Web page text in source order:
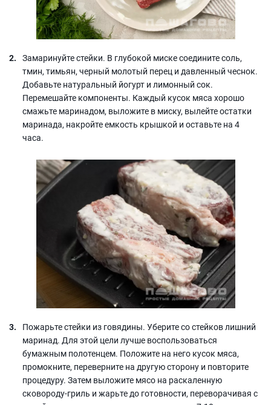
Замаринуйте стейки. В глубокой миске соедините соль,
тмин, тимьян, черный молотый перец и давленный чеснок.
Добавьте натуральный йогурт и лимонный сок.
Перемешайте компоненты. Каждый кусок мяса хорошо
смажьте маринадом, выложите в миску, вылейте остатки
маринада, накройте емкость крышкой и оставьте на 4
часа.
Пожарьте стейки из говядины. Уберите со стейков лишний
маринад. Для этой цели лучше воспользоваться
бумажным полотенцем. Положите на него кусок мяса,
промокните, переверните на другую сторону и повторите
процедуру. Затем выложите мясо на раскаленную
сковороду-гриль и жарьте до готовности, переворачивая с